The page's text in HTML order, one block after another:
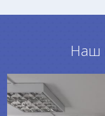
Наш